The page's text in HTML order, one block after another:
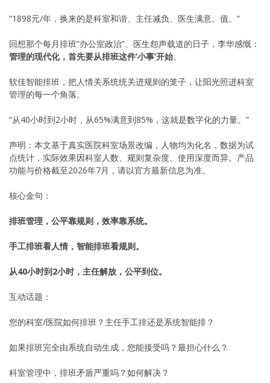
“1898元/年，换来的是科室和谐、主任减负、医生满意。值。”
回想那个每月排班”办公室政治”、医生怨声载道的日子，李华感慨：
管理的现代化，首先要从排班这件’小事’开始。
软佳智能排班，把人情关系统统关进规则的笼子，让阳光照进科室
管理的每一个角落。
“从40小时到2小时，从65%满意到85%，这就是数字化的力量。”
声明：本文基于真实医院科室场景改编，人物均为化名，数据为试
点统计，实际效果因科室人数、规则复杂度、使用深度而异。产品
功能与价格截至2026年7月，请以官方最新信息为准。
核心金句：
排班管理，公平靠规则，效率靠系统。
手工排班看人情，智能排班看规则。
从40小时到2小时，主任解放，公平到位。
互动话题：
您的科室/医院如何排班？主任手工排还是系统智能排？
如果排班完全由系统自动生成，您能接受吗？最担心什么？
科室管理中，排班矛盾严重吗？如何解决？